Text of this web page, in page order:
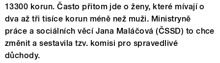
13300 korun. Často přitom jde o ženy, které mívají o
dva až tři tisíce korun méně než muži. Ministryně
práce a sociálních věcí Jana Maláčová (ČSSD) to chce
změnit a sestavila tzv. komisi pro spravedlivé
důchody.